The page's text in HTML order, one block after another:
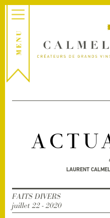
LAURENT
FAITS DIVERS
juillet 22 - 2020